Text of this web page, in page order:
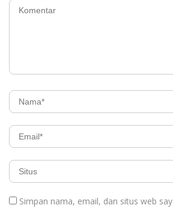
Simpan nama, email, dan situs web